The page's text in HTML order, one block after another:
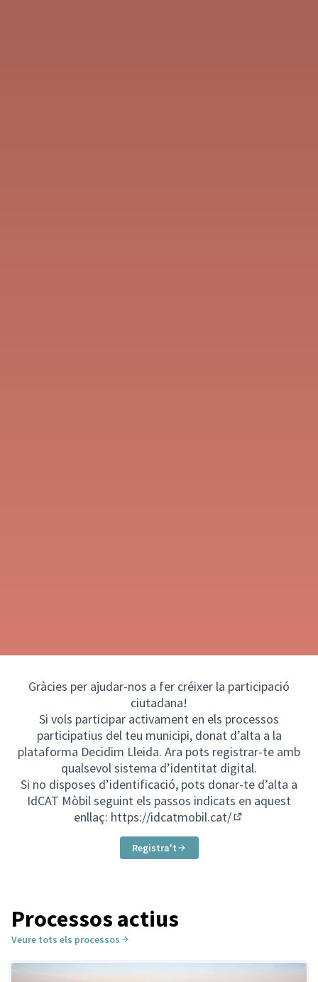
Gràcies per ajudar-nos a fer créixer la participació
ciutadana!
Si vols participar activament en els processos
participatius del teu municipi, donat d’alta a la
plataforma Decidim Lleida. Ara pots registrar-te amb
qualsevol sistema d’identitat digital.
Si no disposes d’identificació, pots donar-te d’alta a
IdCAT Mòbil seguint els passos indicats en aquest
enllaç: https://idcatmobil.cat/
Registra't
Processos actius
Veure tots els processos